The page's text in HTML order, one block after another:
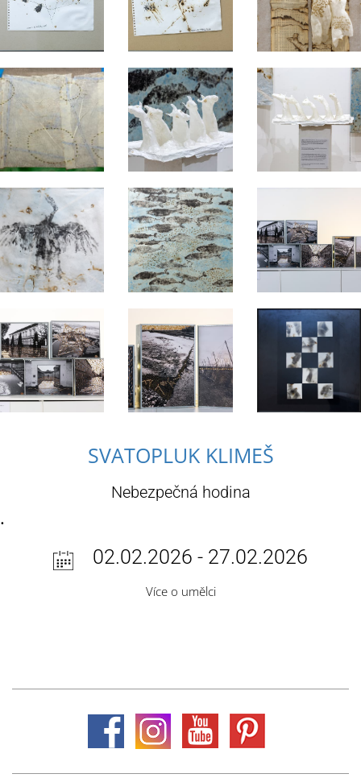
SVATOPLUK KLIMEŠ
Nebezpečná hodina
Více o umělci
02.02.2026 - 27.02.2026
.